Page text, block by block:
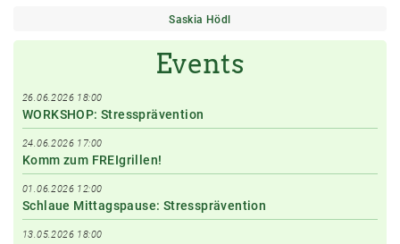
Saskia Hödl
Events
26.06.2026 18:00
WORKSHOP: Stressprävention
24.06.2026 17:00
Komm zum FREIgrillen!
01.06.2026 12:00
Schlaue Mittagspause: Stressprävention
13.05.2026 18:00